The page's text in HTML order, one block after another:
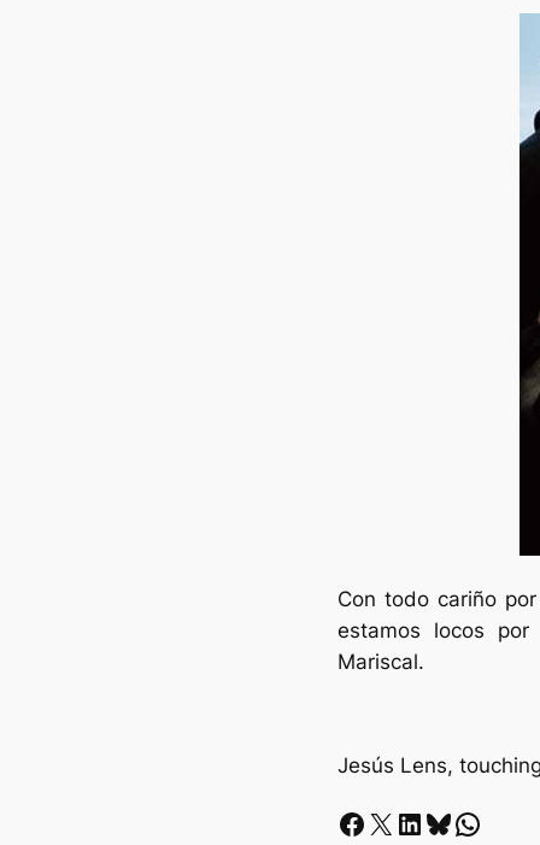
Con todo cariño
estamos locos
Mariscal.
Jesús Lens,
Facebook X LinkedIn Bluesky Whatsapp